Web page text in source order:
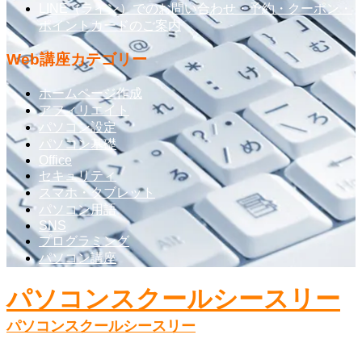
LINE（ライン）でのお問い合わせ・予約・クーポン・
ポイントカードのご案内
Web講座カテゴリー
ホームページ作成
アフィリエイト
パソコン設定
パソコン基礎
Office
セキュリティ
スマホ・タブレット
パソコン用語
SNS
プログラミング
パソコン講座
パソコンスクールシースリー
パソコンスクールシースリー